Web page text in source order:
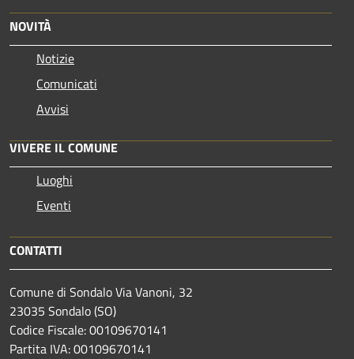
NOVITÀ
Notizie
Comunicati
Avvisi
VIVERE IL COMUNE
Luoghi
Eventi
CONTATTI
Comune di Sondalo Via Vanoni, 32
23035 Sondalo (SO)
Codice Fiscale: 00109670141
Partita IVA: 00109670141